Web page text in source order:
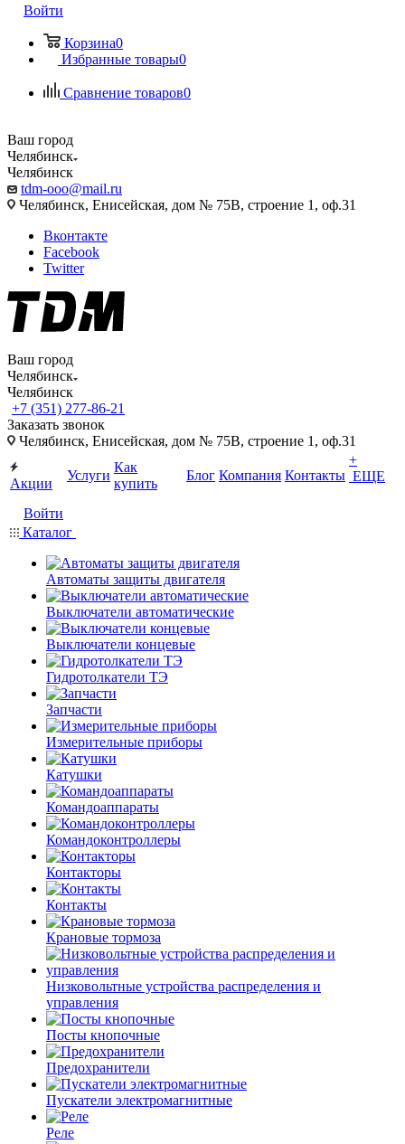
Войти
Корзина0
Избранные товары0
Сравнение товаров0
Ваш город
Челябинск
Челябинск
tdm-ooo@mail.ru
Челябинск, Енисейская, дом № 75В, строение 1, оф.31
Вконтакте
Facebook
Twitter
Ваш город
Челябинск
Челябинск
+7 (351) 277-86-21
Заказать звонок
Челябинск, Енисейская, дом № 75В, строение 1, оф.31
Акции
Услуги
Как
купить
Блог Компания Контакты
+
ЕЩЕ
Войти
Каталог
Автоматы защиты двигателя
Выключатели автоматические
Выключатели концевые
Гидротолкатели ТЭ
Запчасти
Измерительные приборы
Катушки
Командоаппараты
Командоконтроллеры
Контакторы
Контакты
Крановые тормоза
Низковольтные устройства распределения и
управления
Посты кнопочные
Предохранители
Пускатели электромагнитные
Реле